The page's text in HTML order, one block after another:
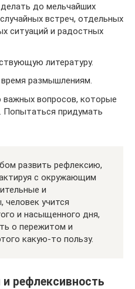
до мельчайших
встреч, отдельных
ситуаций и радостных
литературу.
размышлениям.
важных вопросов, которые
Попытаться придумать
развить рефлексию,
с окружающим
и
учится
и насыщенного дня,
о пережитом и
какую-то пользу.
рефлексивность